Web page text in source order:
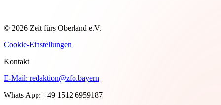
© 2026 Zeit fürs Oberland e.V.
Cookie-Einstellungen
Kontakt
E-Mail: redaktion@zfo.bayern
Whats App: +49 1512 6959187